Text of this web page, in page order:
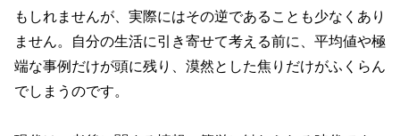
もしれませんが、実際にはその逆であることも少なくあり
ません。自分の生活に引き寄せて考える前に、平均値や極
端な事例だけが頭に残り、漠然とした焦りだけがふくらん
でしまうのです。